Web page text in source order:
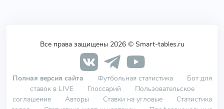
Все права защищены 2026 © Smart-tables.ru
Полная версия сайта Футбольная статистика
Бот для
ставок в LIVE
Глоссарий
Пользовательское
соглашение
Авторы Ставки на угловые
Статистика